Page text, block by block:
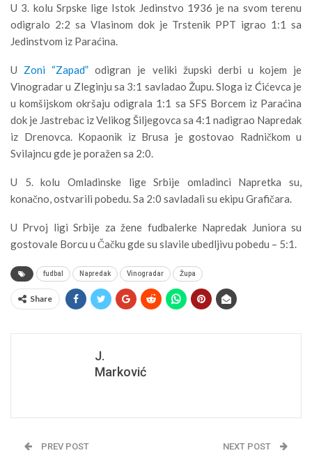
U 3. kolu Srpske lige Istok Jedinstvo 1936 je na svom terenu
odigralo 2:2 sa Vlasinom dok je Trstenik PPT igrao 1:1 sa
Jedinstvom iz Paraćina.
U Zoni “Zapad” odigran je veliki župski derbi u kojem je
Vinogradar u Zleginju sa 3:1 savladao Župu. Sloga iz Ćićevca je
u komšijskom okršaju odigrala 1:1 sa SFS Borcem iz Paraćina
dok je Jastrebac iz Velikog Šiljegovca sa 4:1 nadigrao Napredak
iz Drenovca. Kopaonik iz Brusa je gostovao Radničkom u
Svilajncu gde je poražen sa 2:0.
U 5. kolu Omladinske lige Srbije omladinci Napretka su,
konačno, ostvarili pobedu. Sa 2:0 savladali su ekipu Grafičara.
U Prvoj ligi Srbije za žene fudbalerke Napredak Juniora su
gostovale Borcu u Čačku gde su slavile ubedljivu pobedu – 5:1.
fudbal Napredak Vinogradar Župa
Share
J.
Marković
PREV POST NEXT POST